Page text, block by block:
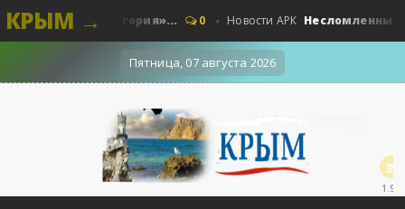
КРЫМ →
Наши - «История»... 0 Новости АРК Несломленный
Пятница, 07 августа 2026
1.9k